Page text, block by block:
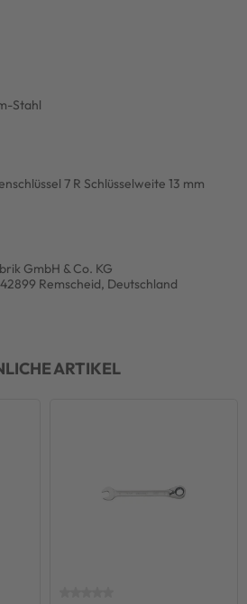
Stahl
7 R Schlüsselweite 13 mm
GmbH & Co. KG
Remscheid, Deutschland
ARTIKEL